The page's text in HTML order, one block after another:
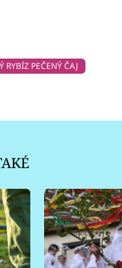
RYBÍZ PEČENÝ ČAJ